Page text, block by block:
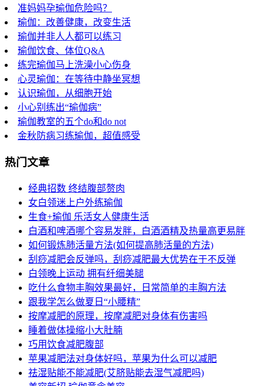
准妈妈孕瑜伽危险吗？
瑜伽：改善健康，改变生活
瑜伽并非人人都可以练习
瑜伽饮食、体位Q&A
练完瑜伽马上洗澡小心伤身
心灵瑜伽：在等待中静坐冥想
认识瑜伽，从细胞开始
小心别练出“瑜伽病”
瑜伽教室的五个do和do not
金秋防病习练瑜伽，超值感受
热门文章
经典招数 终结腹部赘肉
女白领迷上户外练瑜伽
生食+瑜伽 乐活女人健康生活
白酒和啤酒哪个容易发胖，白酒酒精及热量高更易胖
如何锻炼肺活量方法(如何提高肺活量的方法)
刮痧减肥会反弹吗，刮痧减肥最大优势在于不反弹
白领晚上运动 拥有纤细美腿
吃什么食物丰胸效果最好，日常简单的丰胸方法
跟我学怎么做夏日“小腰精”
按摩减肥的原理，按摩减肥对身体有伤害吗
睡着做体操缩小大肚腩
巧用饮食减肥腹部
苹果减肥法对身体好吗，苹果为什么可以减肥
祛湿贴能不能减肥(艾脐贴能去湿气减肥吗)